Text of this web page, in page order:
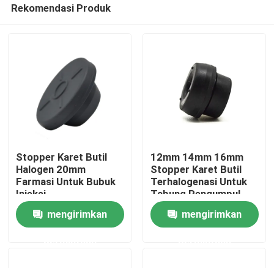
Rumah
Produk
Rekomendasi Produk
Stopper Karet Butil
Halogen 20mm
Farmasi Untuk Bubuk
Injeksi
mengirimkan
12mm 14mm 16mm
Stopper Karet Butil
Terhalogenasi Untuk
Tabung Pengumpul
Darah
mengirimkan